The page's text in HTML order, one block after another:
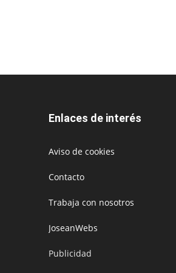
Enlaces de interés
Aviso de cookies
Contacto
Trabaja con nosotros
JoseanWebs
Publicidad